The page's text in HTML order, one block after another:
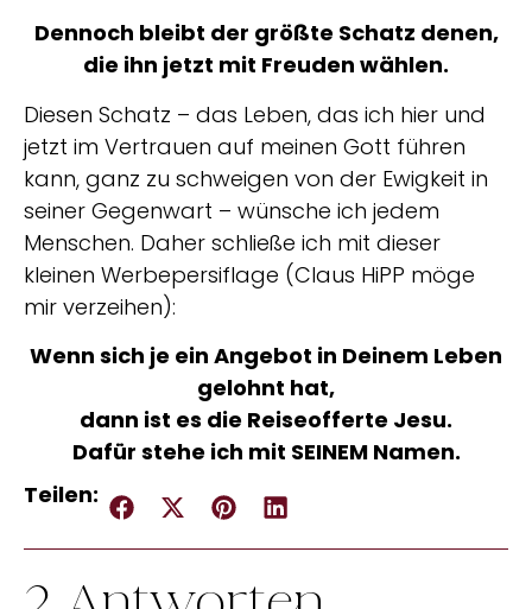
Dennoch bleibt der größte Schatz denen,
die ihn jetzt mit Freuden wählen.
Diesen Schatz – das Leben, das ich hier und
jetzt im Vertrauen auf meinen Gott führen
kann, ganz zu schweigen von der Ewigkeit in
seiner Gegenwart – wünsche ich jedem
Menschen. Daher schließe ich mit dieser
kleinen Werbepersiflage (Claus HiPP möge
mir verzeihen):
Wenn sich je ein Angebot in Deinem Leben
gelohnt hat,
dann ist es die Reiseofferte Jesu.
Dafür stehe ich mit SEINEM Namen.
Teilen: